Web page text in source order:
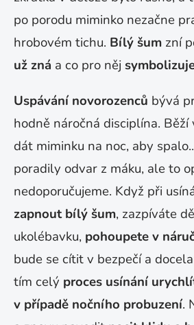
po porodu miminko nezačne
hrobovém tichu. Bílý šum zní
už zná a co pro něj
Uspávání novorozenců bývá
hodně náročná disciplína. Běží
dát miminku na noc, aby
poradily odvar z máku, ale to
nedoporučujeme. Když při
zapnout bílý šum, zazpíváte
ukolébavku, pohoupete v
bude se cítit v bezpečí a
tím celý proces usínání
v případě nočního probuzení.